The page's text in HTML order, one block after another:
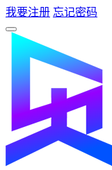
我要注册 忘记密码